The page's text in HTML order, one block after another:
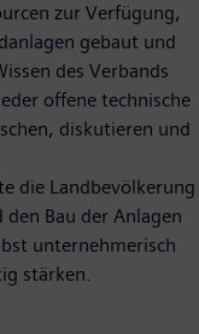
zur Verfügung,
gebaut und
des Verbands
offene technische
diskutieren und
die Landbevölkerung
den Bau der Anlagen
unternehmerisch
stärken.